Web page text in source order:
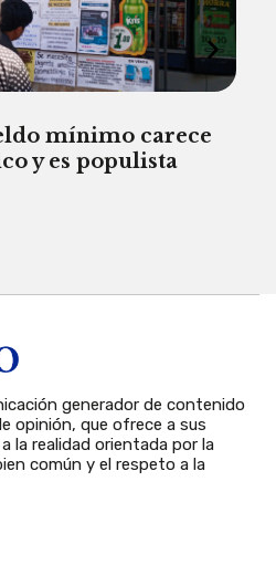
mínimo carece
y es populista
generador de contenido
opinión, que ofrece a sus
la realidad orientada por la
común y el respeto a la